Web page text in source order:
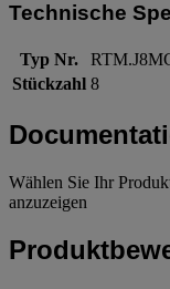
Technische
Typ Nr.
Stückzahl 8
Wählen Sie Ihr
anzuzeigen